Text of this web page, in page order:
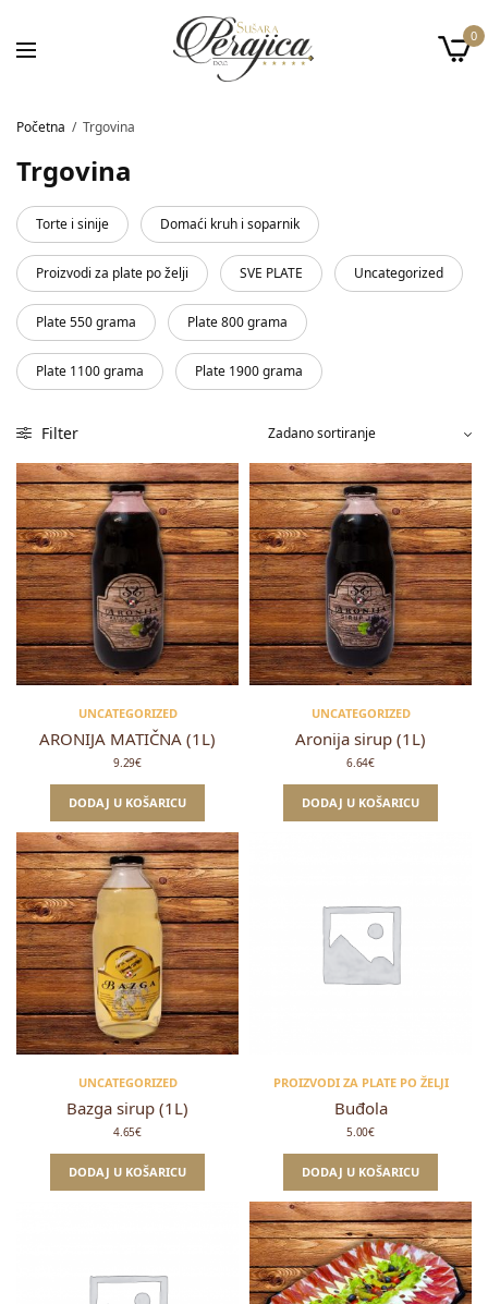
0
Početna / Trgovina
Trgovina
Torte i sinije Domaći kruh i soparnik
Proizvodi za plate po želji SVE PLATE Uncategorized
Plate 550 grama Plate 800 grama
Plate 1100 grama Plate 1900 grama
Filter
UNCATEGORIZED
ARONIJA MATIČNA (1L)
9.29€
DODAJ U KOŠARICU
UNCATEGORIZED
Aronija sirup (1L)
6.64€
DODAJ U KOŠARICU
UNCATEGORIZED
Bazga sirup (1L)
4.65€
DODAJ U KOŠARICU
PROIZVODI ZA PLATE PO ŽELJI
Buđola
5.00€
DODAJ U KOŠARICU